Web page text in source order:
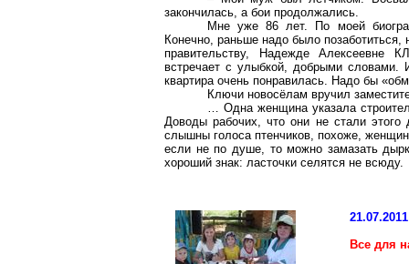
закончилась, а бои продолжались.
Мне уже 86 лет. По моей
Конечно, раньше надо было
правительству, Надежде Алексеевне
встречает с улыбкой, добрыми словами.
квартира очень понравилась. Надо бы
Ключи новосёлам вручил
… Одна женщина указала
Доводы рабочих, что они не стали этого
слышны голоса птенчиков, похоже,
если не по душе, то можно замазать
хороший знак: ласточки селятся не всюду.
21.07.2011
Все для